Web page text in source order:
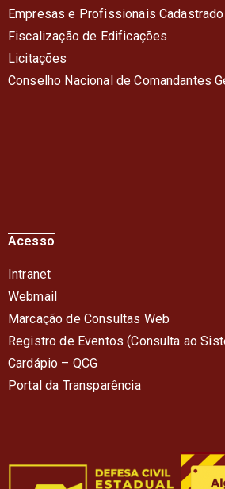
Empresas e Profissionais
Fiscalização de Edificações
Licitações
Conselho Nacional de Comandantes
Acesso
Intranet
Webmail
Marcação de Consultas Web
Registro de Eventos (Consulta ao
Cardápio – QCG
Portal da Transparência